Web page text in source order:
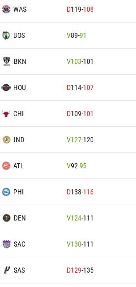
WAS D119-108
BOS V89-91
BKN V103-101
HOU D114-107
CHI D109-101
IND V127-120
ATL V92-95
PHI D138-116
DEN V124-111
SAC V130-111
SAS D129-135